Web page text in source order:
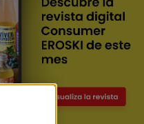
de